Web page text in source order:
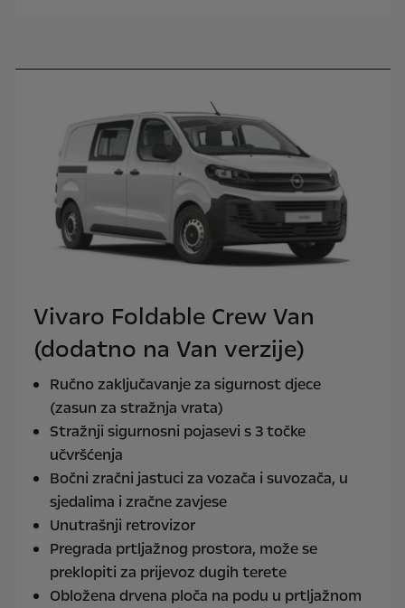
Vivaro Foldable Crew Van
(dodatno na Van verzije)
Ručno zaključavanje za sigurnost djece
(zasun za stražnja vrata)
Stražnji sigurnosni pojasevi s 3 točke
učvršćenja
Bočni zračni jastuci za vozača i suvozača, u
sjedalima i zračne zavjese
Unutrašnji retrovizor
Pregrada prtljažnog prostora, može se
preklopiti za prijevoz dugih terete
Obložena drvena ploča na podu u prtljažnom